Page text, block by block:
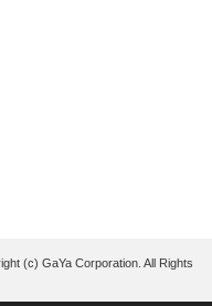
(c) GaYa Corporation. All Rights